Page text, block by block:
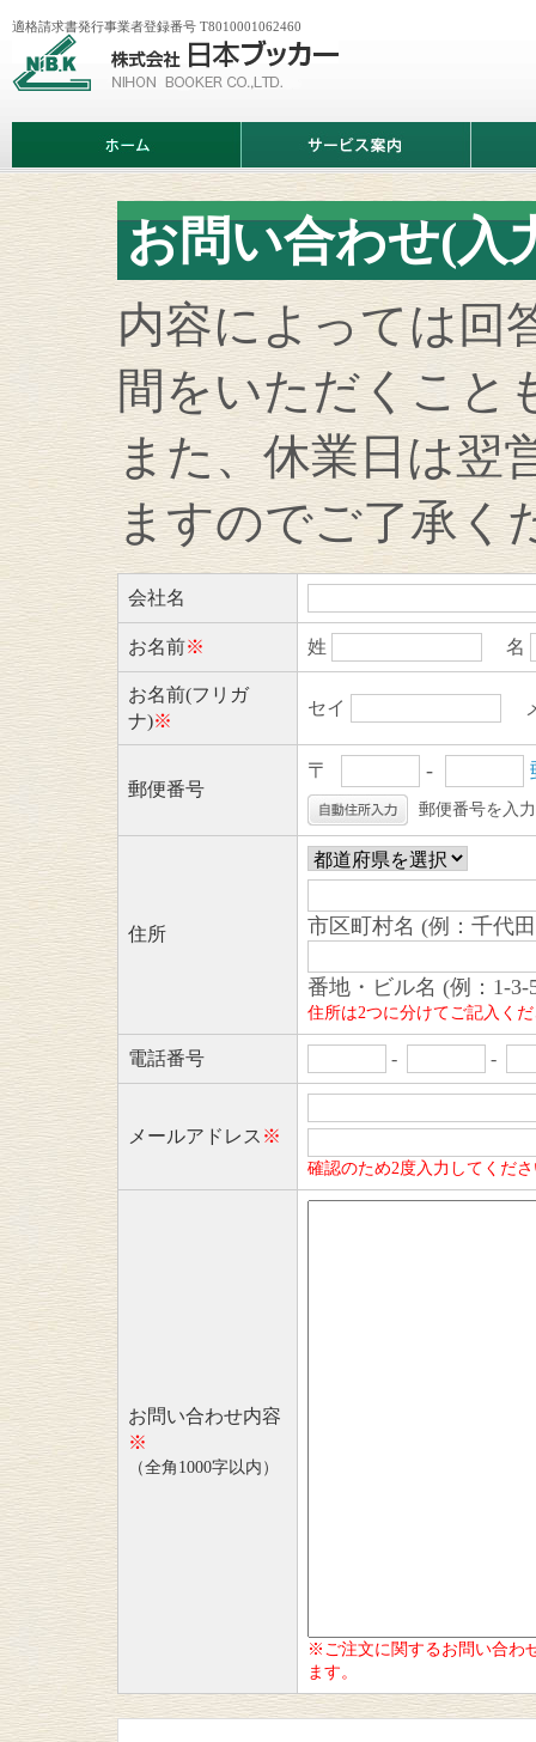
会
日
ッ
カ
適格請求書発行事業者登録番号 T8010001062460
ム
ビ
案
内
情
お問い合わせ(入
内容によっては回
間をいただくこと
また、休業日は翌
ますのでご了承く
会社名
お名前※ 姓 名
お名前(フリガ
ナ)※
セイ
郵便番号
〒 -
郵便番号を入
住所 市区町村名 (例：千代
番地・ビル名 (例：1-3-
住所は2つに分けてご記入く
電話番号 - -
メールアドレス ※
確認のため2度入力してくだ
お問い合わせ内容
※
（全角1000字以内）
※ご注文に関するお問い合わ
ます。